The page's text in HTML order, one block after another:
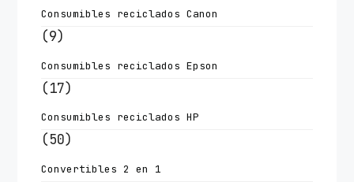
Consumibles reciclados Canon
(9)
Consumibles reciclados Epson
(17)
Consumibles reciclados HP
(50)
Convertibles 2 en 1